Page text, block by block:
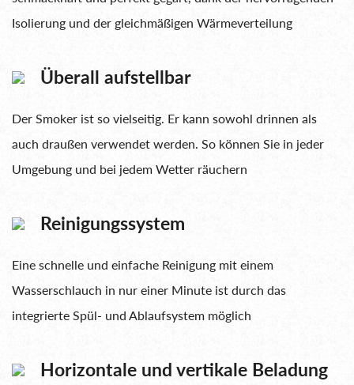
Isolierung und der gleichmäßigen Wärmeverteilung
Überall aufstellbar
Der Smoker ist so vielseitig. Er kann sowohl drinnen als
auch draußen verwendet werden. So können Sie in jeder
Umgebung und bei jedem Wetter räuchern
Reinigungssystem
Eine schnelle und einfache Reinigung mit einem
Wasserschlauch in nur einer Minute ist durch das
integrierte Spül- und Ablaufsystem möglich
Horizontale und vertikale Beladung